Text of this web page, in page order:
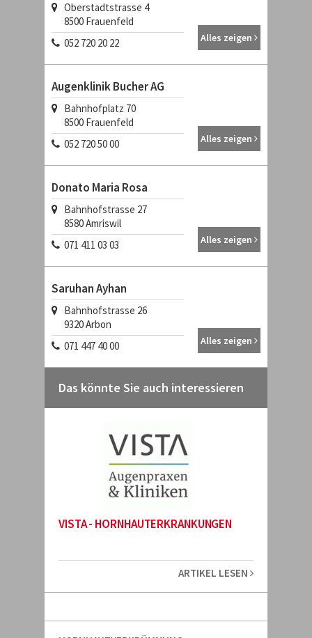
Oberstadtstrasse 4
8500 Frauenfeld
052 720 20 22
Alles zeigen
Augenklinik Bucher AG
Bahnhofplatz 70
8500 Frauenfeld
052 720 50 00
Alles zeigen
Donato Maria Rosa
Bahnhofstrasse 27
8580Amriswil
071 411 03 03
Alles zeigen
Saruhan Ayhan
Bahnhofstrasse 26
9320Arbon
071 447 40 00
Alles zeigen
Das könnte Sie auch interessieren
VISTA - HORNHAUTERKRANKUNGEN
ARTIKEL LESEN